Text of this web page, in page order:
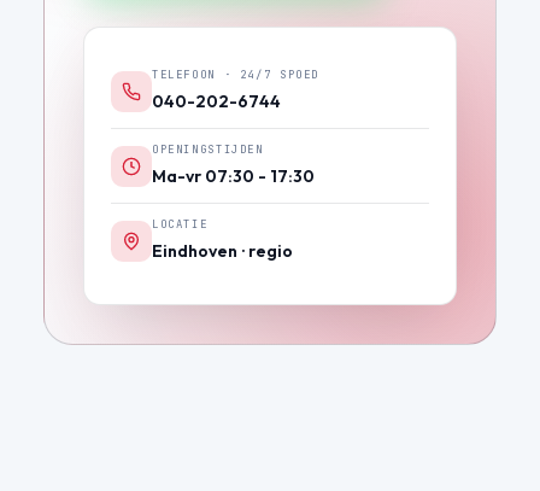
TELEFOON · 24/7 SPOED
040-202-6744
OPENINGSTIJDEN
Ma-vr 07:30 - 17:30
LOCATIE
Eindhoven · regio